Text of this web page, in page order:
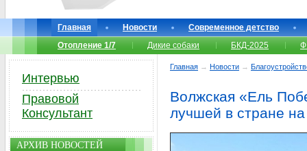
Главная Новости
Современное детство
Отопление 1/7
Дикие собаки БКД-2025
Главная → Новости →
Волжская «Ель
лучшей в стране
Интервью
Правовой
Консультант
АРХИВ НОВОСТЕЙ